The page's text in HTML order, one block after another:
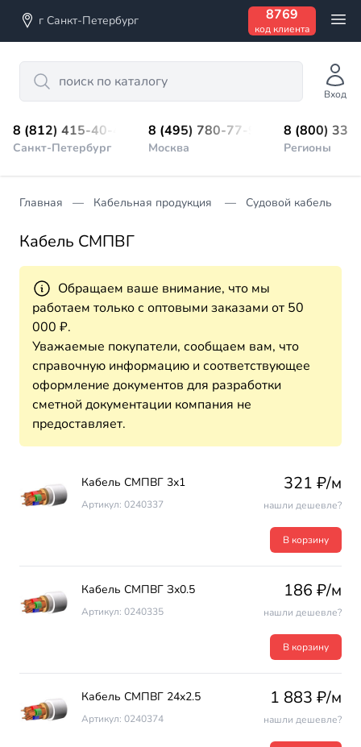
г Санкт-Петербург 8769
код клиента
Search
Вход
8 (812) 415-40-45
Санкт-Петербург
8 (495) 780-77-98
Москва
8 (800)
Регионы
Главная Кабельная продукция Судовой кабель
Кабель СМПВГ
Обращаем ваше внимание, что мы
работаем только с оптовыми заказами от 50
000 ₽.
Уважаемые покупатели, сообщаем вам, что
справочную информацию и соответствующее
оформление документов для разработки
сметной документации компания не
предоставляет.
Кабель СМПВГ 3х1
Артикул: 0240337
321 ₽/м
нашли дешевле?
В корзину
Кабель СМПВГ Зх0.5
Артикул: 0240335
186 ₽/м
нашли дешевле?
В корзину
Кабель СМПВГ 24х2.5
Артикул: 0240374
1 883 ₽/м
нашли дешевле?